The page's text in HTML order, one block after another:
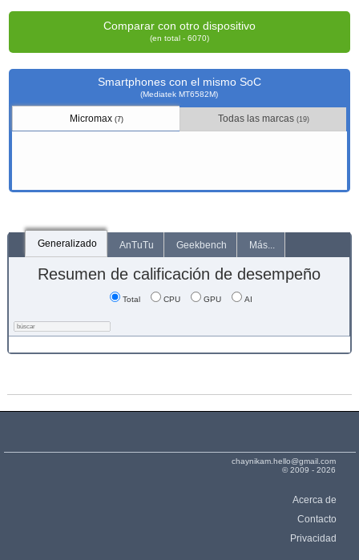
Comparar con otro dispositivo
(en total - 6070)
Smartphones con el mismo SoC
(Mediatek MT6582M)
Micromax (7) Todas las marcas (19)
Generalizado AnTuTu Geekbench Más...
Resumen de calificación de desempeño
Total CPU GPU AI
chaynikam.hello@gmail.com
© 2009 - 2026
Acerca de
Contacto
Privacidad